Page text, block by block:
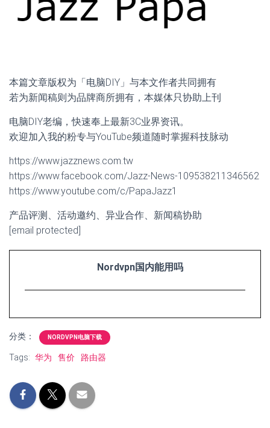
本篇文章版权为「电脑DIY」与本文作者共同拥有
若为新闻稿则为品牌商所拥有，本媒体只协助上刊
电脑DIY老编，快速奉上最新3C业界资讯。
欢迎加入我的粉专与YouTube频道随时掌握科技脉动
https://www.jazznews.com.tw
https://www.facebook.com/Jazz-News-109538211346562
https://www.youtube.com/c/PapaJazz1
产品评测、活动邀约、异业合作、新闻稿协助
[email protected]
Nordvpn国内能用吗
分类： NORDVPN电脑下载
Tags: 华为 售价 路由器